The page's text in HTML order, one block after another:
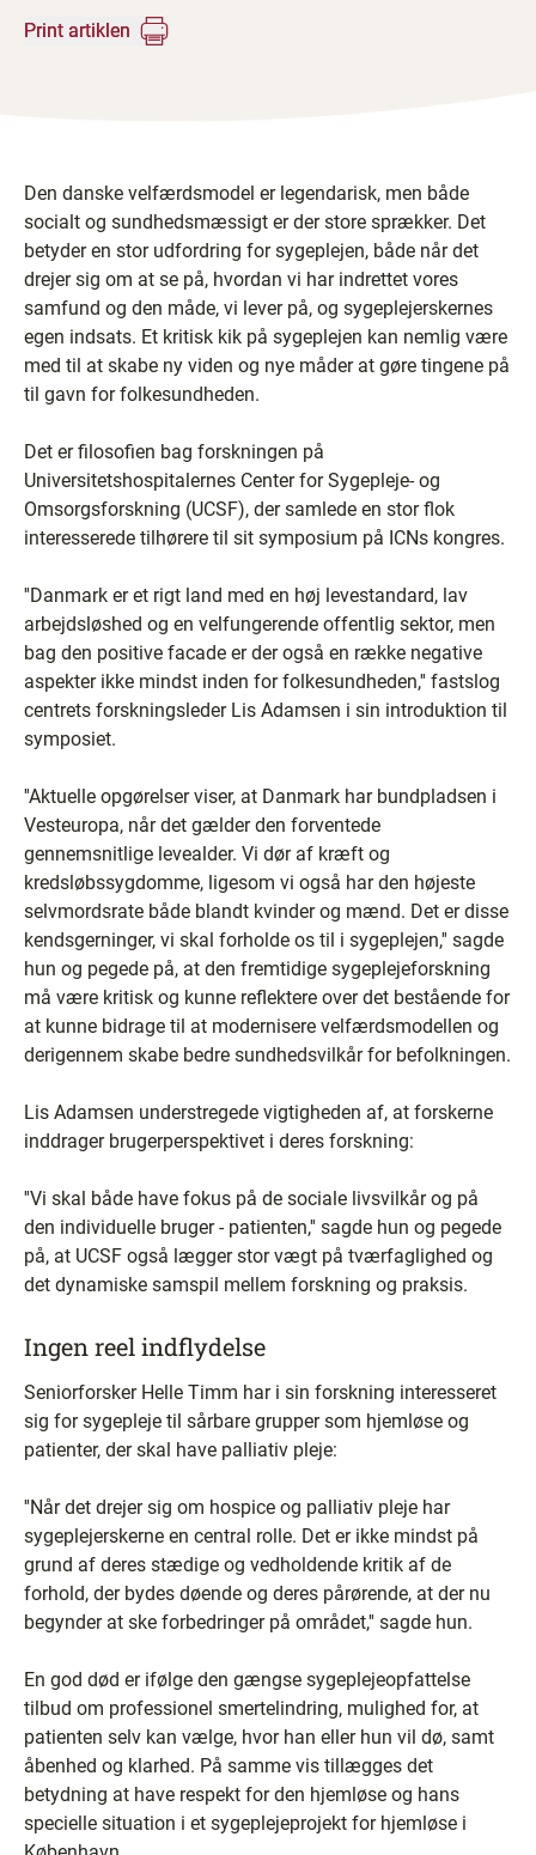
Print artiklen
Den danske velfærdsmodel er legendarisk, men både
socialt og sundhedsmæssigt er der store sprækker. Det
betyder en stor udfordring for sygeplejen, både når det
drejer sig om at se på, hvordan vi har indrettet vores
samfund og den måde, vi lever på, og sygeplejerskernes
egen indsats. Et kritisk kik på sygeplejen kan nemlig være
med til at skabe ny viden og nye måder at gøre tingene på
til gavn for folkesundheden.
Det er filosofien bag forskningen på
Universitetshospitalernes Center for Sygepleje- og
Omsorgsforskning (UCSF), der samlede en stor flok
interesserede tilhørere til sit symposium på ICNs kongres.
''Danmark er et rigt land med en høj levestandard, lav
arbejdsløshed og en velfungerende offentlig sektor, men
bag den positive facade er der også en række negative
aspekter ikke mindst inden for folkesundheden,'' fastslog
centrets forskningsleder Lis Adamsen i sin introduktion til
symposiet.
''Aktuelle opgørelser viser, at Danmark har bundpladsen i
Vesteuropa, når det gælder den forventede
gennemsnitlige levealder. Vi dør af kræft og
kredsløbssygdomme, ligesom vi også har den højeste
selvmordsrate både blandt kvinder og mænd. Det er disse
kendsgerninger, vi skal forholde os til i sygeplejen,'' sagde
hun og pegede på, at den fremtidige sygeplejeforskning
må være kritisk og kunne reflektere over det bestående for
at kunne bidrage til at modernisere velfærdsmodellen og
derigennem skabe bedre sundhedsvilkår for befolkningen.
Lis Adamsen understregede vigtigheden af, at forskerne
inddrager brugerperspektivet i deres forskning:
''Vi skal både have fokus på de sociale livsvilkår og på
den individuelle bruger - patienten,'' sagde hun og pegede
på, at UCSF også lægger stor vægt på tværfaglighed og
det dynamiske samspil mellem forskning og praksis.
Ingen reel indflydelse
Seniorforsker Helle Timm har i sin forskning interesseret
sig for sygepleje til sårbare grupper som hjemløse og
patienter, der skal have palliativ pleje:
''Når det drejer sig om hospice og palliativ pleje har
sygeplejerskerne en central rolle. Det er ikke mindst på
grund af deres stædige og vedholdende kritik af de
forhold, der bydes døende og deres pårørende, at der nu
begynder at ske forbedringer på området,'' sagde hun.
En god død er ifølge den gængse sygeplejeopfattelse
tilbud om professionel smertelindring, mulighed for, at
patienten selv kan vælge, hvor han eller hun vil dø, samt
åbenhed og klarhed. På samme vis tillægges det
betydning at have respekt for den hjemløse og hans
specielle situation i et sygeplejeprojekt for hjemløse i